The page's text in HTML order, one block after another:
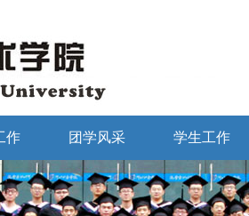
作 团学风采 学生工作